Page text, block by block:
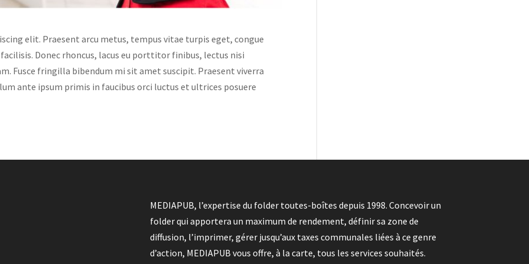
elit. Praesent arcu metus, tempus vitae turpis eget, congue
Donec rhoncus, lacus eu porttitor finibus, lectus nisi
Fusce fringilla bibendum mi sit amet suscipit. Praesent viverra
ante ipsum primis in faucibus orci luctus et ultrices posuere
MEDIAPUB, l’expertise du folder toutes-boîtes depuis 1998. Concevoir un
folder qui apportera un maximum de rendement, définir sa zone de
diffusion, l’imprimer, gérer jusqu’aux taxes communales liées à ce genre
d’action, MEDIAPUB vous offre, à la carte, tous les services souhaités.